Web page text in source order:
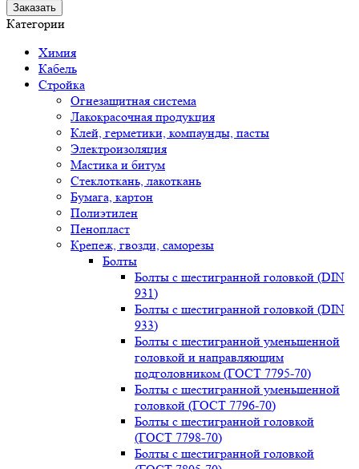
Заказать
Категории
Химия
Кабель
Стройка
Огнезащитная система
Лакокрасочная продукция
Клей, герметики, компаунды, пасты
Электроизоляция
Мастика и битум
Стеклоткань, лакоткань
Бумага, картон
Полиэтилен
Пенопласт
Крепеж, гвозди, саморезы
Болты
Болты с шестигранной головкой (DIN
931)
Болты с шестигранной головкой (DIN
933)
Болты с шестигранной уменьшенной
головкой и направляющим
подголовником (ГОСТ 7795-70)
Болты с шестигранной уменьшенной
головкой (ГОСТ 7796-70)
Болты с шестигранной головкой
(ГОСТ 7798-70)
Болты с шестигранной головкой